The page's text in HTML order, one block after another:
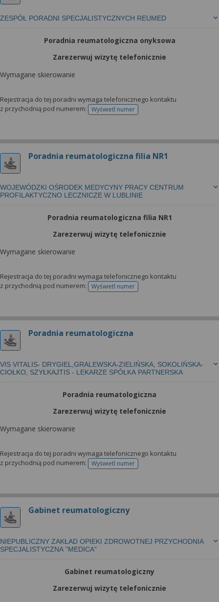
ZESPÓŁ PORADNI SPECJALISTYCZNYCH REUMED
Poradnia reumatologiczna onyksowa
Zarezerwuj wizytę telefonicznie
Wymagane skierowanie
Rejestracja do tej poradni wymaga telefonicznego kontaktu
z przychodnią pod numerem:
Wyświetl numertelefonu do rejestracji
Poradnia reumatologiczna filia NR1
WOJEWÓDZKI OŚRODEK MEDYCYNY PRACY CENTRUM
PROFILAKTYCZNO LECZNICZE W LUBLINIE
Poradnia reumatologiczna filia NR1
Zarezerwuj wizytę telefonicznie
Wymagane skierowanie
Rejestracja do tej poradni wymaga telefonicznego kontaktu
z przychodnią pod numerem:
Wyświetl numertelefonu do rejestracji
Poradnia reumatologiczna
VIS VITALIS- DRYGIEL,GRALEWSKA-ZIELIŃSKA, SOKOLIŃSKA-
CIOŁKO, SZYŁKAJTIS - LEKARZE SPÓŁKA PARTNERSKA
Poradnia reumatologiczna
Zarezerwuj wizytę telefonicznie
Wymagane skierowanie
Rejestracja do tej poradni wymaga telefonicznego kontaktu
z przychodnią pod numerem:
Wyświetl numertelefonu do rejestracji
Gabinet reumatologiczny
NIEPUBLICZNY ZAKŁAD OPIEKI ZDROWOTNEJ PRZYCHODNIA
SPECJALISTYCZNA "MEDICA"
Gabinet reumatologiczny
Zarezerwuj wizytę telefonicznie